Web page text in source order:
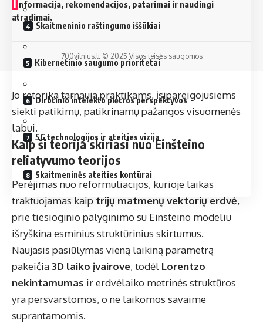
Jo retorika tarnauja praktikams, įsipareigojusiems
siekti patikimų, patikrinamų pažangos visuomenės
labui.
Kaip ši teorija skiriasi nuo Einšteino
reliatyvumo teorijos
Perėjimas nuo reformuliacijos, kurioje laikas
traktuojamas kaip trijų matmenų vektorių erdvė,
prie tiesioginio palyginimo su Einsteino modeliu
išryškina esminius struktūrinius skirtumus.
Naujasis pasiūlymas vieną laikiną parametrą
pakeičia3D laiko įvairove, todėl Lorentzo
nekintamumas ir erdvėlaiko metrinės struktūros
yra persvarstomos, o ne laikomos savaime
suprantamomis.
Skaitmeninio raštingumo iššūkiai
Kibernetinio saugumo prioritetai
Dirbtinio intelekto plėtros perspektyvos
5G technologijos ir ateities vizija
Skaitmeninės ateities kontūrai
nformacija, rekomendacijos, patarimai ir naudingi
atradimai.
700vilnius.lt © 2025 Visos teisės saugomos